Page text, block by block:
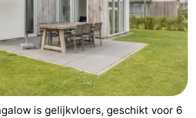
is gelijkvloers, geschikt voor 6